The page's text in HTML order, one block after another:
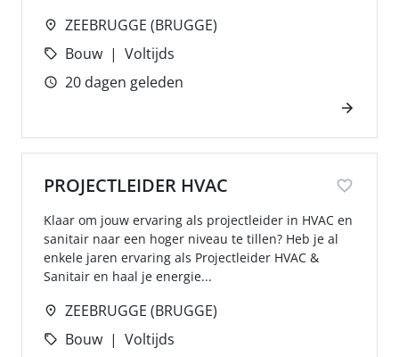
ZEEBRUGGE (BRUGGE)
Bouw
Voltijds
20 dagen geleden
PROJECTLEIDER HVAC
Klaar om jouw ervaring als projectleider in HVAC en
sanitair naar een hoger niveau te tillen? Heb je al
enkele jaren ervaring als Projectleider HVAC &
Sanitair en haal je energie...
ZEEBRUGGE (BRUGGE)
Bouw
Voltijds